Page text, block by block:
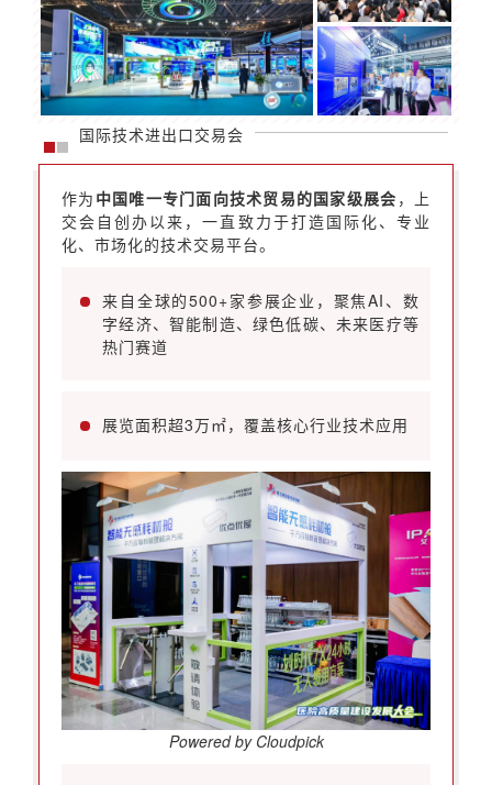
国际技术进出口交易会
作为 中国唯一专门面向技术贸易的国家级展会 ，上
交会自创办以来，一直致力于打造国际化、专业
化、市场化的技术交易平台。
来自全球的500+家参展企业，聚焦AI、数
字经济、智能制造、绿色低碳、未来医疗等
热门赛道
展览面积超3万㎡，覆盖核心行业技术应用
Powered by Cloudpick